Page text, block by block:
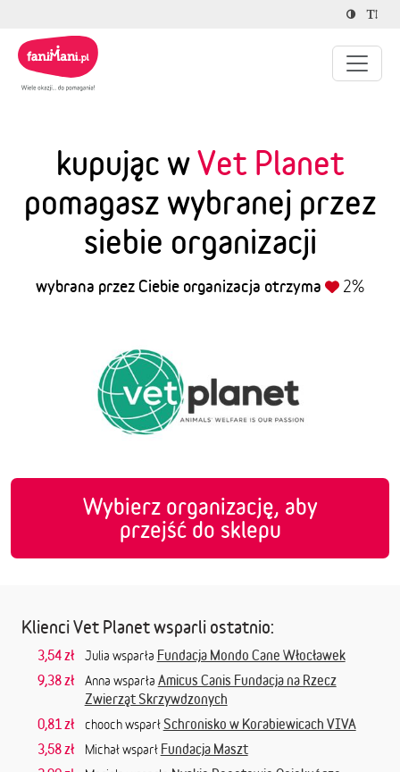
kupując wVet Planet
pomagasz wybranej przez
siebie organizacji
wybrana przez Ciebie organizacja otrzyma 2%
Wybierz organizację, aby
przejść do sklepu
Klienci Vet Planet wsparli ostatnio:
3,54 zł Julia wsparła Fundacja Mondo Cane Włocławek
9,38 zł
Anna wsparła Amicus Canis Fundacja na Rzecz
Zwierząt Skrzywdzonych
0,81 zł
chooch wsparł Schronisko w Korabiewicach VIVA
3,58 zł
Michał wsparł Fundacja Maszt